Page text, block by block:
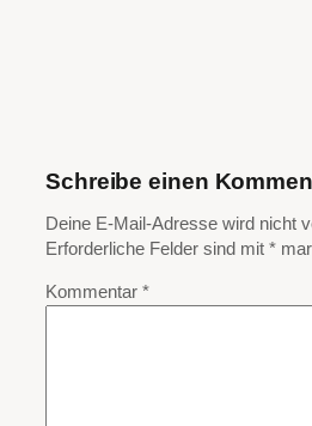
Schreibe einen
Deine E-Mail-Adresse wird nicht
Erforderliche Felder sind mit *
Kommentar *